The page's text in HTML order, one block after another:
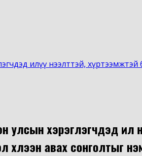
илүү нээлттэй,
хэрэглэгчдэд илүү
хүлээн авах сонголтыг